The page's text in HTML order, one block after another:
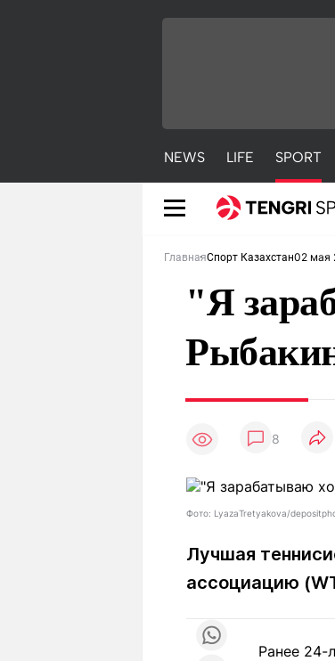
NEWS LIFE SPORT
NEWS
Погода
Рейтинги
Полезно
Рецепты
ГлавнаяСпорт Казахстан02 мая
"Я
8
Фото: LyazaTretyakova/
Лучшая
ассоциацию
Ранее 24-